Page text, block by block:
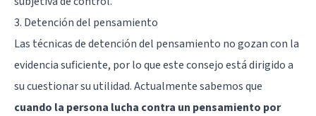
3. Detención del pensamiento
Las técnicas de detención del pensamiento no gozan con la
evidencia suficiente, por lo que este consejo está dirigido a
su cuestionar su utilidad. Actualmente sabemos que
cuando la persona lucha contra un pensamiento por